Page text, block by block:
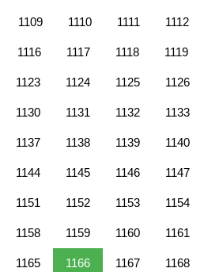
1109 1110 1111 1112
1116 1117 1118 1119
1123 1124 1125 1126
1130 1131 1132 1133
1137 1138 1139 1140
1144 1145 1146 1147
1151 1152 1153 1154
1158 1159 1160 1161
1165 1166 1167 1168